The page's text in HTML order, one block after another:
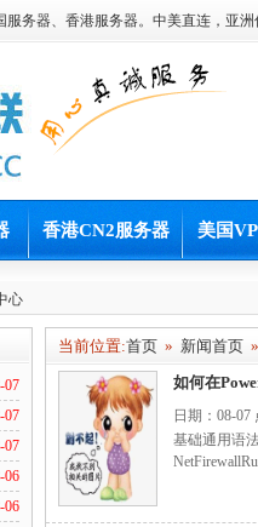
务器、香港服务器。中美直连，亚洲
香港CN2服务器 美国
心
07
07
07
06
06
当前位置:首页 » 新闻首页
如何在
日期：08-07
基础通用语